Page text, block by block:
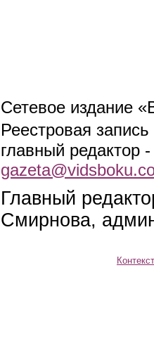
Сетевое издание
Реестровая
главный
Главный
Смирнова,